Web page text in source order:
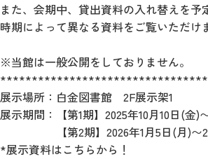
また、会期中、貸出資料の入れ替えを予
時期によって異なる資料をご覧いただけ
※当館は一般公開をしておりません。
展示場所：白金図書館 2F展示架1
展示期間：【第1期】2025年10月10日(金
【第2期】2026年1月5日(月)〜
*展示資料はこちらから！